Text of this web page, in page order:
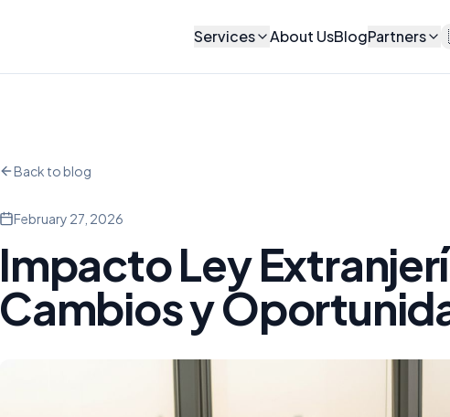
Services About UsBlogPartners
Back to blog
February 27, 2026
Impacto Ley
Cambios y